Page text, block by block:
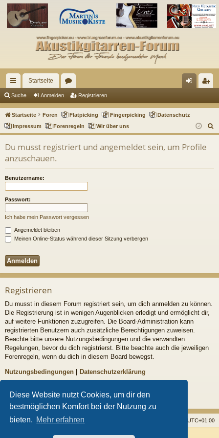
Diese Website nutzt Cookies, um dir den
bestmöglichen Komfort bei der Nutzung zu
bieten. Mehr erfahren
ch
ne
llz
Startseite
en m ist
rie
Suche Anmelden Registrieren
Startseite Foren Flatpicking Fingerpicking
Datenschutz
Impressum
Forenregeln Wir über uns
u
Du musst registriert und angemeldet sein, um Profile
anzuschauen.
Benutzername:
Passwort:
Ich habe mein Passwort vergessen
Angemeldet bleiben
Meinen Online-Status während dieser Sitzung verbergen
Registrieren
Du musst in diesem Forum registriert sein, um dich anmelden zu können.
Die Registrierung ist in wenigen Augenblicken erledigt und ermöglicht dir,
auf weitere Funktionen zuzugreifen. Die Board-Administration kann
registrierten Benutzern auch zusätzliche Berechtigungen zuweisen.
Beachte bitte unsere Nutzungsbedingungen und die verwandten
Regelungen, bevor du dich registrierst. Bitte beachte auch die jeweiligen
Forenregeln, wenn du dich in diesem Board bewegst.
Nutzungsbedingungen Datenschutzerklärung
Registrieren
Startseite Foren UTC+01:00
Powered byphpBB® Forum Software © phpBB Limited